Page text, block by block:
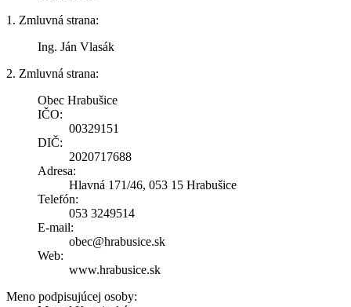
1. Zmluvná strana:
Ing. Ján Vlasák
2. Zmluvná strana:
Obec Hrabušice
IČO:
00329151
DIČ:
2020717688
Adresa:
Hlavná 171/46, 053 15 Hrabušice
Telefón:
053 3249514
E-mail:
obec@hrabusice.sk
Web:
www.hrabusice.sk
Meno podpisujúcej osoby: